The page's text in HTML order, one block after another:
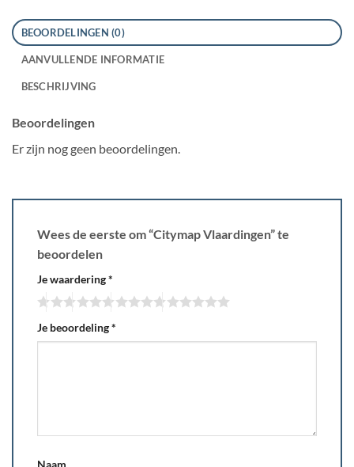
BEOORDELINGEN (0)
AANVULLENDE INFORMATIE
BESCHRIJVING
Beoordelingen
Er zijn nog geen beoordelingen.
Wees de eerste om “Citymap Vlaardingen” te
beoordelen
Je waardering*
Je beoordeling*
Naam